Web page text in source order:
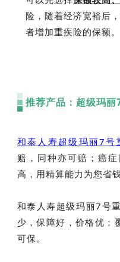
险，随着经济宽裕后
者增加重疾险的保额。
推荐产品：超级玛丽
和泰人寿超级玛丽7号
赔，同种亦可赔；癌
高，用精算能力为您省钱
和泰人寿超级玛丽7号
少，保障好，价格优；
可保。